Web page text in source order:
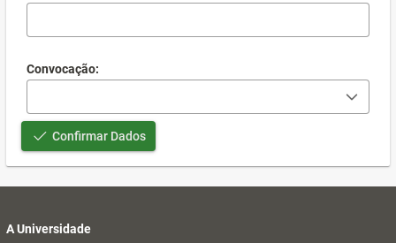
Convocação:
Confirmar Dados
A Universidade